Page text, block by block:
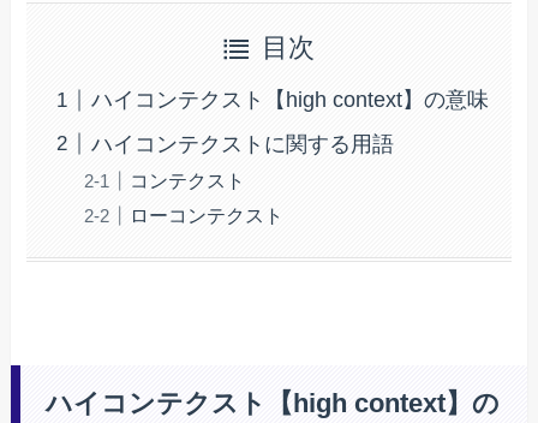
目次
ハイコンテクスト【high context】の意味
ハイコンテクストに関する用語
コンテクスト
ローコンテクスト
ハイコンテクスト【high context】の